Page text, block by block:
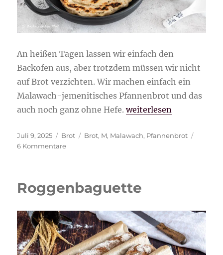
An heißen Tagen lassen wir einfach den
Backofen aus, aber trotzdem müssen wir nicht
auf Brot verzichten. Wir machen einfach ein
Malawach-jemenitisches Pfannenbrot und das
auch noch ganz ohne Hefe.„Malawach-
weiterlesen
Veröffentlicht
am
Juli 9, 2025 Kategorien
Brot Schlagwörter
Brot, M, Malawach, Pfannenbrot
6 Kommentarezu
Roggenbaguette